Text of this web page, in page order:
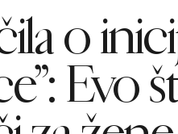
o
Evo